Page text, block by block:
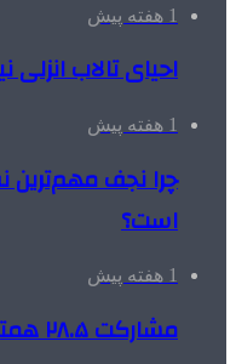
1 هفته پیش
احیای تالاب انزلی
1 هفته پیش
چرا نجف مهم‌ترین
است؟
1 هفته پیش
مشارکت ۲۸.۵ همتی خیران در مدرسه‌سازی